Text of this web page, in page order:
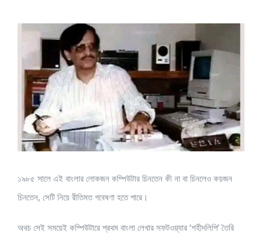
View
Larger
Image
১৯৮৫ সালে এই বাংলার লোকজন কম্পিউটার চিনতেন কী না বা চিনলেও কয়জন
চিনতেন, সেটি নিয়ে রীতিমত গবেষণা হতে পারে।
অথচ সেই সময়েই কম্পিউটারে প্রথম বাংলা লেখার সফটওয়্যার ‘শহীদলিপি’ তৈরি